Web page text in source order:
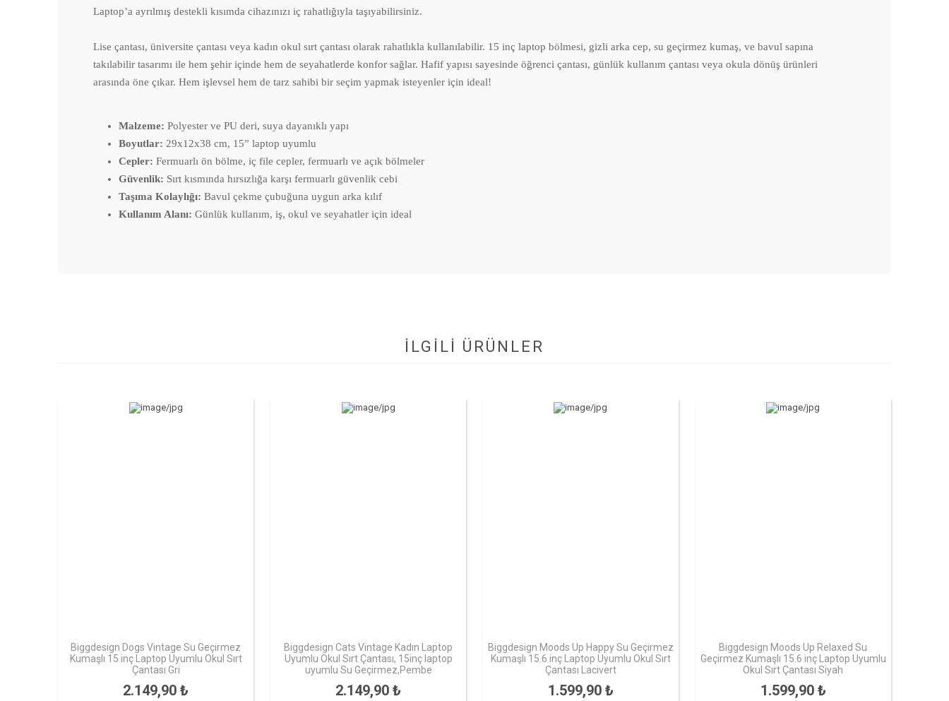
Laptop’a ayrılmış destekli kısımda cihazınızı iç rahatlığıyla taşıyabilirsiniz.
Lise çantası, üniversite çantası veya kadın okul sırt çantası olarak rahatlıkla kullanılabilir. 15 inç laptop bölmesi, gizli arka cep, su geçirmez kumaş, ve bavul sapına
takılabilir tasarımı ile hem şehir içinde hem de seyahatlerde konfor sağlar. Hafif yapısı sayesinde öğrenci çantası, günlük kullanım çantası veya okula dönüş ürünleri
arasında öne çıkar. Hem işlevsel hem de tarz sahibi bir seçim yapmak isteyenler için ideal!
Malzeme: Polyester ve PU deri, suya dayanıklı yapı
Boyutlar: 29x12x38 cm, 15” laptop uyumlu
Cepler: Fermuarlı ön bölme, iç file cepler, fermuarlı ve açık bölmeler
Güvenlik: Sırt kısmında hırsızlığa karşı fermuarlı güvenlik cebi
Taşıma Kolaylığı: Bavul çekme çubuğuna uygun arka kılıf
Kullanım Alanı: Günlük kullanım, iş, okul ve seyahatler için ideal
İLGİLİ ÜRÜNLER
Biggdesign Dogs Vintage Su Geçirmez
Kumaşlı 15 inç Laptop Uyumlu Okul Sırt
Çantası Gri
2.149,90 ₺
Biggdesign Cats Vintage Kadın Laptop
Uyumlu Okul Sırt Çantası, 15inç laptop
uyumlu Su Geçirmez,Pembe
2.149,90 ₺
Biggdesign Moods Up Happy Su Geçirmez
Kumaşlı 15.6 inç Laptop Uyumlu Okul Sırt
Çantası Lacivert
1.599,90 ₺
Biggdesign Moods Up Relaxed Su
Geçirmez Kumaşlı 15.6 inç Laptop Uyumlu
Okul Sırt Çantası Siyah
1.599,90 ₺